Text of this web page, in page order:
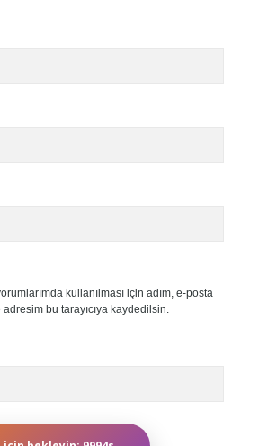
kullanılması için adım, e-posta
bu tarayıcıya kaydedilsin.